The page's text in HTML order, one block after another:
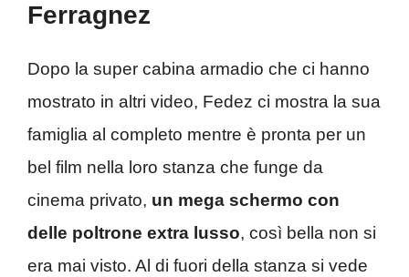
Ferragnez
Dopo la super cabina armadio che ci hanno
mostrato in altri video, Fedez ci mostra la sua
famiglia al completo mentre è pronta per un
bel film nella loro stanza che funge da
cinema privato, un mega schermo con
delle poltrone extra lusso, così bella non si
era mai visto. Al di fuori della stanza si vede